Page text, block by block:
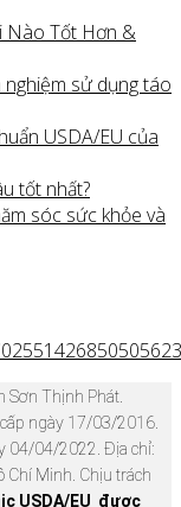
Nào Tốt Hơn &
sử dụng táo
USDA/EU của
tốt nhất?
sóc sức khỏe và
Sơn Thịnh Phát.
ngày 17/03/2016.
04/04/2022. Địa chỉ:
Chí Minh. Chịu trách
USDA/EU được